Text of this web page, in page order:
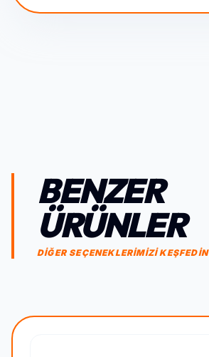
BENZER
ÜRÜNLER
DİĞER SEÇENEKLERİMİZİ KEŞFEDİN